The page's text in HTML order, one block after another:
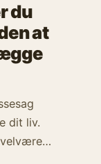
du
at
dit liv.